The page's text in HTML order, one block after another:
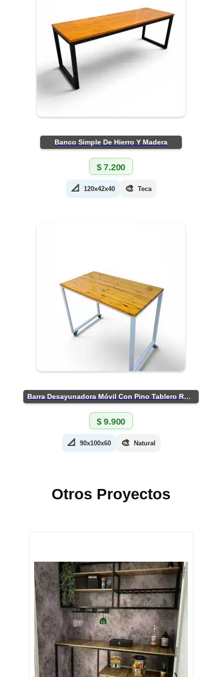
Banco Simple De Hierro Y Madera
$7.200
📐 120x42x40 🎨 Teca
Barra Desayunadora Móvil Con Pino Tablero Rústico
$9.900
📐 90x100x60 🎨 Natural
Otros Proyectos